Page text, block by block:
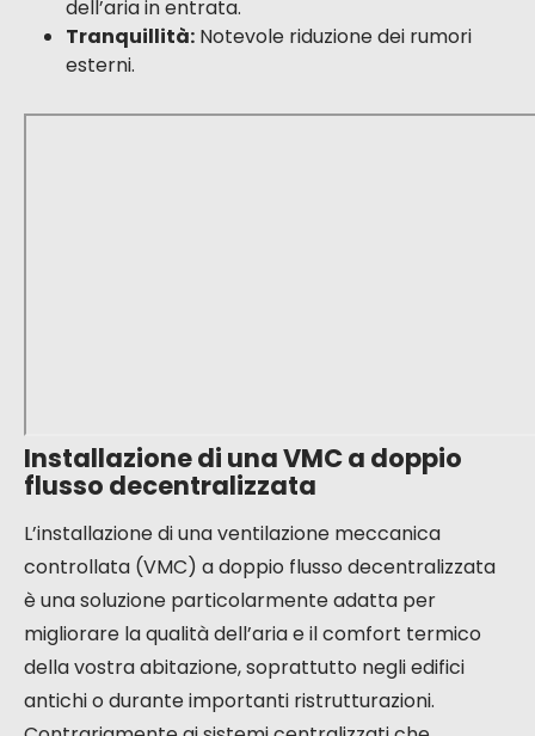
si tratti del traffico o dei vicini, sono
considerevolmente attenuati. Godete così di un
dal punto di vista termico che sonoro. L’installazione
d’aria fredda grazie al preriscaldamento
dell’aria in entrata.
esterni.